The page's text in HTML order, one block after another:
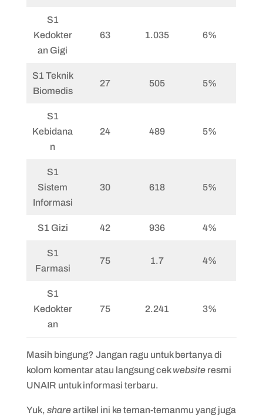
S1
Kedokter
an Gigi
63 1.035 6%
S1 Teknik
Biomedis
27 505 5%
S1
Kebidana
n
24 489 5%
S1
Sistem
Informasi
30 618 5%
S1 Gizi 42 936 4%
S1
Farmasi
75 1.7 4%
S1
Kedokter
an
75 2.241 3%
Masih bingung? Jangan ragu untuk bertanya di
kolom komentar atau langsung cekwebsite resmi
UNAIR untuk informasi terbaru.
Yuk, shareartikel ini ke teman-temanmu yang juga